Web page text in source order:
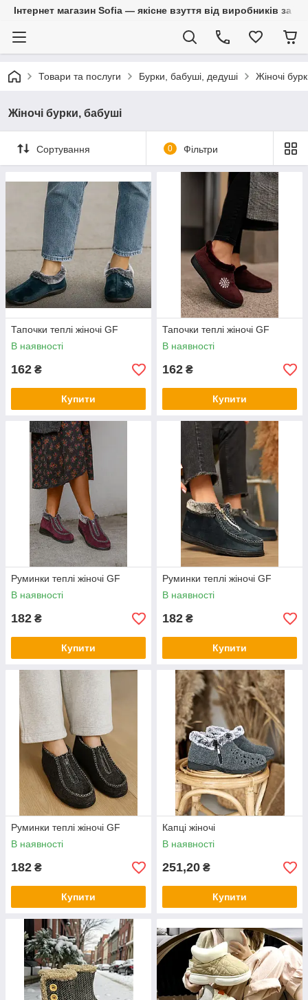
Інтернет магазин Sofia — якісне взуття від виробників за
Товари та послуги Бурки, бабуші, дедуші Жіночі
Жіночі бурки, бабуші
Сортування 0 Фільтри
Тапочки теплі жіночі GF
В наявності
162 ₴
Купити
Тапочки теплі жіночі GF
В наявності
162 ₴
Купити
Руминки теплі жіночі GF
В наявності
182 ₴
Купити
Руминки теплі жіночі GF
В наявності
182 ₴
Купити
Руминки теплі жіночі GF
В наявності
182 ₴
Купити
Капці жіночі
В наявності
251,20 ₴
Купити